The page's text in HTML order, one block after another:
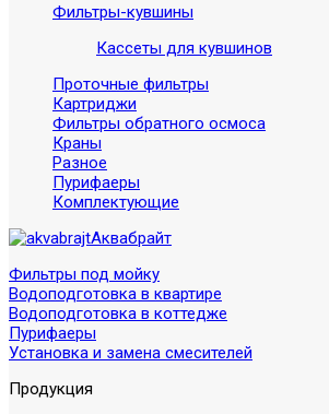
Фильтры-кувшины
Кассеты для кувшинов
Проточные фильтры
Картриджи
Фильтры обратного осмоса
Краны
Разное
Пурифаеры
Комплектующие
Аквабрайт
Фильтры под мойку
Водоподготовка в квартире
Водоподготовка в коттедже
Пурифаеры
Установка и замена смесителей
Продукция